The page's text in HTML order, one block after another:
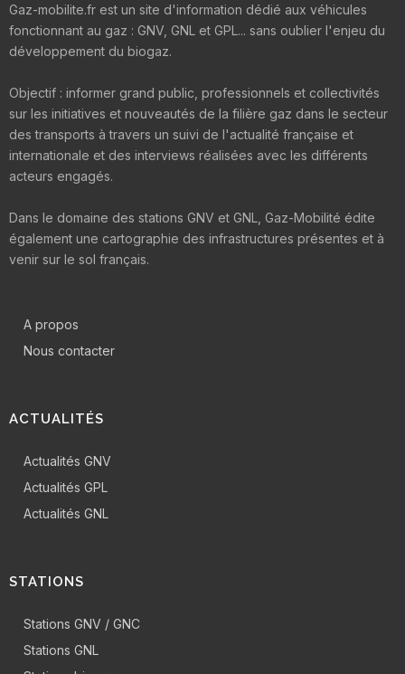
Gaz-mobilite.fr est un site d'information dédié aux véhicules
fonctionnant au gaz : GNV, GNL et GPL... sans oublier l'enjeu du
développement du biogaz.
Objectif : informer grand public, professionnels et collectivités
sur les initiatives et nouveautés de la filière gaz dans le secteur
des transports à travers un suivi de l'actualité française et
internationale et des interviews réalisées avec les différents
acteurs engagés.
Dans le domaine des stations GNV et GNL, Gaz-Mobilité édite
également une cartographie des infrastructures présentes et à
venir sur le sol français.
A propos
Nous contacter
ACTUALITÉS
Actualités GNV
Actualités GPL
Actualités GNL
STATIONS
Stations GNV / GNC
Stations GNL